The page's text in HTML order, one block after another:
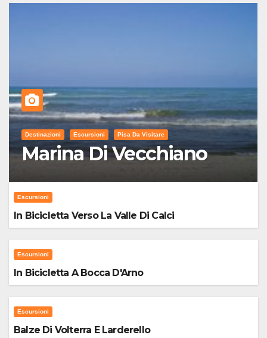
Destinazioni Escursioni Pisa Da Visitare
Marina Di Vecchiano
Escursioni
In Bicicletta Verso La Valle Di Calci
Escursioni
In Bicicletta A Bocca D'Arno
Escursioni
Balze Di Volterra E Larderello